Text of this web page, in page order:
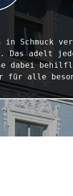
in Schmuck
Das adelt
dabei
für alle